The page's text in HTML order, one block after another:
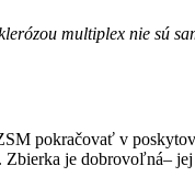
multiplex nie sú
pokračovať v
. Zbierka je dobrovoľná–